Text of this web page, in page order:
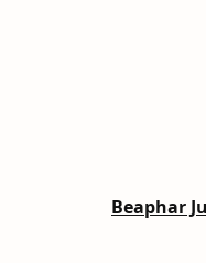
Beaphar